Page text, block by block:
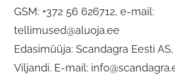
GSM: +372 56 626712, e-mail:
tellimused@aluoja.ee
Edasimüüja: Scandagra Eesti AS,
Viljandi. E-mail: